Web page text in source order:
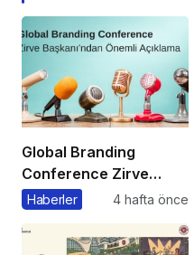
Global Branding
Conference Zirve
Başkanı’ndan Önemli
Haberler 4 hafta önce